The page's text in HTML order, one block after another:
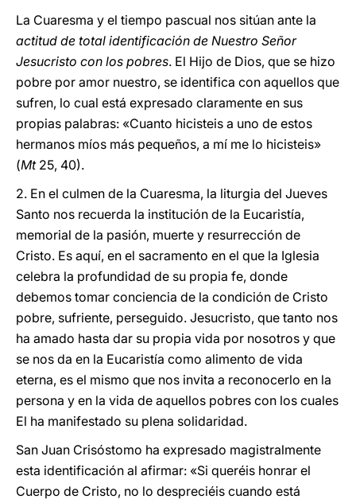
La Cuaresma y el tiempo pascual nos sitúan ante la
actitud de total identificación de Nuestro Señor
Jesucristo con los pobres. El Hijo de Dios, que se hizo
pobre por amor nuestro, se identifica con aquellos que
sufren, lo cual está expresado claramente en sus
propias palabras: «Cuanto hicisteis a uno de estos
hermanos míos más pequeños, a mí me lo hicisteis»
(Mt25, 40).
2. En el culmen de la Cuaresma, la liturgia del Jueves
Santo nos recuerda la institución de la Eucaristía,
memorial de la pasión, muerte y resurrección de
Cristo. Es aquí, en el sacramento en el que la Iglesia
celebra la profundidad de su propia fe, donde
debemos tomar conciencia de la condición de Cristo
pobre, sufriente, perseguido. Jesucristo, que tanto nos
ha amado hasta dar su propia vida por nosotros y que
se nos da en la Eucaristía como alimento de vida
eterna, es el mismo que nos invita a reconocerlo en la
persona y en la vida de aquellos pobres con los cuales
El ha manifestado su plena solidaridad.
San Juan Crisóstomo ha expresado magistralmente
esta identificación al afirmar: «Si queréis honrar el
Cuerpo de Cristo, no lo despreciéis cuando está